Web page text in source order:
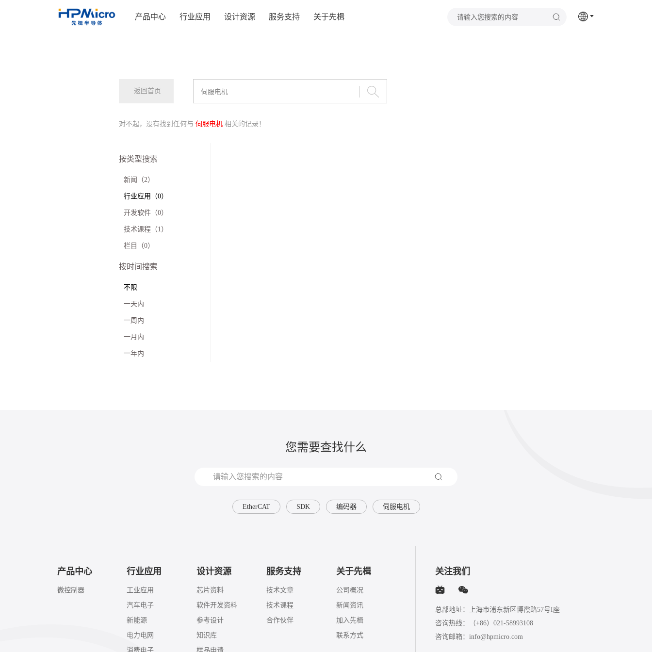
产品中心 行业应用 设计资源 服务支持 关于先楫
返回首页
对不起，没有找到任何与 伺服电机相关的记录！
按类型搜索
新闻（2）
行业应用（0）
开发软件（0）
技术课程（1）
栏目（0）
按时间搜索
不限
一天内
一周内
一月内
一年内
您需要查找什么
EtherCAT SDK 编码器 伺服电机
产品中心
微控制器
行业应用
工业应用
汽车电子
新能源
电力电网
消费电子
设计资源
芯片资料
软件开发资料
参考设计
知识库
样品申请
服务支持
技术文章
技术课程
合作伙伴
关于先楫
公司概况
新闻资讯
加入先楫
联系方式
关注我们
总部地址：上海市浦东新区博霞路57号I座
咨询热线：
（+86）021-58993108
咨询邮箱：info@hpmicro.com